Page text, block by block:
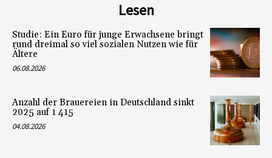
Lesen
Studie: Ein Euro für junge Erwachsene bringt
rund dreimal so viel sozialen Nutzen wie für
Ältere
06.08.2026
Anzahl der Brauereien in Deutschland sinkt
2025 auf 1 415
04.08.2026